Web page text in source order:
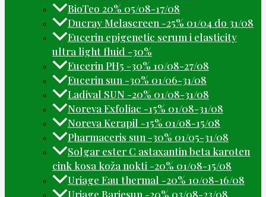
BioTeo 20% 05/08-17/08
Ducray Melascreen -25% 01/04 do 31/08
Eucerin epigenetic serum i elasticity
ultra light fluid -30%
Eucerin PH5 -30% 10/08-27/08
Eucerin sun -30% 01/06-31/08
Ladival SUN -20% 01/08-31/08
Noreva Exfoliac -15% 01/08-31/08
Noreva Kerapil -15% 01/08-15/08
Pharmaceris sun -30% 01/05-31/08
Solgar ester C astaxantin beta karoten
cink kosa koža nokti -20% 01/08-15/08
Uriage Eau thermal -20% 10/08-16/08
Uriage Bariesun -20% 03/08-23/08